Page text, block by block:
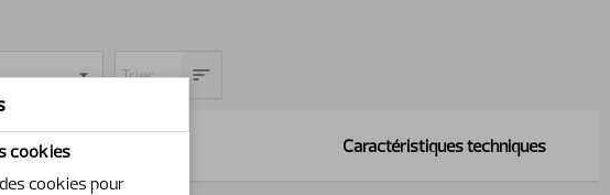
Quantité Caractéristiques techniques
cookies
cookies pour